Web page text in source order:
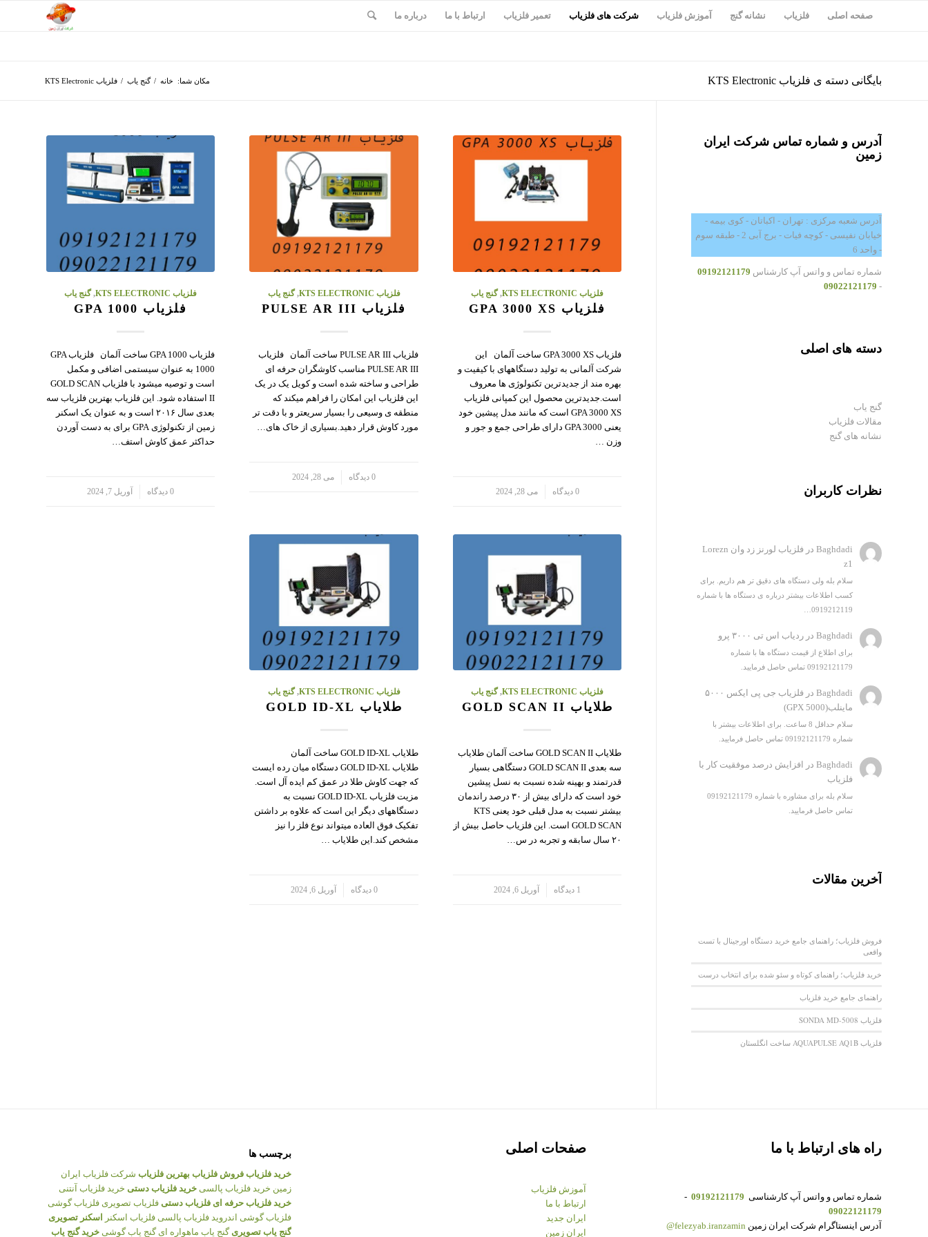
صفحه اصلی فلزیاب نشانه گنج آموزش فلزیاب شرکت های فلزیاب تعمیر فلزیاب ارتباط با ما درباره ما
بایگانی دسته ی فلزیاب KTS Electronic مکان شما: خانه / گنج یاب / فلزیاب KTS Electronic
فلزیاب KTS ELECTRONIC ,گنج یاب
فلزیاب GPA 3000 XS
فلزیاب GPA 3000 XS ساخت آلمان این
شرکت آلمانی به تولید دستگاههای با کیفیت و
بهره مند از جدیدترین تکنولوژی ها معروف
است.جدیدترین محصول این کمپانی فلزیاب
GPA 3000 XS است که مانند مدل پیشین خود
یعنی GPA 3000 دارای طراحی جمع و جور و
وزن …
0 دیدگاه می 28, 2024
فلزیاب KTS ELECTRONIC ,گنج یاب
فلزیاب PULSE AR III
فلزیاب PULSE AR III ساخت آلمان فلزیاب
PULSE AR III مناسب کاوشگران حرفه ای
طراحی و ساخته شده است و کویل یک در یک
این فلزیاب این امکان را فراهم میکند که
منطقه ی وسیعی را بسیار سریعتر و با دقت تر
مورد کاوش قرار دهید.بسیاری از خاک های…
0 دیدگاه می 28, 2024
فلزیاب KTS ELECTRONIC ,گنج یاب
فلزیاب GPA 1000
فلزیاب GPA 1000 ساخت آلمان فلزیاب GPA
1000 به عنوان سیستمی اضافی و مکمل
است و توصیه میشود با فلزیاب GOLD SCAN
II استفاده شود. این فلزیاب بهترین فلزیاب سه
بعدی سال ۲۰۱۶ است و به عنوان یک اسکنر
زمین از تکنولوژی GPA برای به دست آوردن
حداکثر عمق کاوش استف…
0 دیدگاه آوریل 7, 2024
فلزیاب KTS ELECTRONIC ,گنج یاب
طلایاب GOLD SCAN II
طلایاب GOLD SCAN II ساخت آلمان طلایاب
سه بعدی GOLD SCAN II دستگاهی بسیار
قدرتمند و بهینه شده نسبت به نسل پیشین
خود است که دارای بیش از ۳۰ درصد راندمان
بیشتر نسبت به مدل قبلی خود یعنی KTS
GOLD SCAN است. این فلزیاب حاصل بیش از
۲۰ سال سابقه و تجربه در س…
1 دیدگاه آوریل 6, 2024
فلزیاب KTS ELECTRONIC ,گنج یاب
طلایاب GOLD ID-XL
طلایاب GOLD ID-XL ساخت آلمان
طلایاب GOLD ID-XL دستگاه میان رده ایست
که جهت کاوش طلا در عمق کم ایده آل است.
مزیت فلزیاب GOLD ID-XL نسبت به
دستگاههای دیگر این است که علاوه بر داشتن
تفکیک فوق العاده میتواند نوع فلز را نیز
مشخص کند.این طلایاب …
0 دیدگاه آوریل 6, 2024
آدرس و شماره تماس شرکت ایران
زمین
آدرس شعبه مرکزی : تهران - اکباتان - کوی بیمه -
خیابان نفیسی - کوچه فیات - برج آبی 2 - طبقه سوم
- واحد 6
شماره تماس و واتس آپ کارشناس 09192121179
-
09022121179
دسته های اصلی
گنج یاب
مقالات فلزیاب
نشانه های گنج
نظرات کاربران
Baghdadi در
فلزیاب لورنز زد وان Lorezn
z1
سلام بله ولی دستگاه های دقیق تر هم داریم. برای
کسب اطلاعات بیشتر درباره ی دستگاه ها با شماره
0919212119…
Baghdadi درردیاب اس تی ۳۰۰۰ پرو
برای اطلاع از قیمت دستگاه ها با شماره
09192121179 تماس حاصل فرمایید.
Baghdadi در
فلزیاب جی پی ایکس ۵۰۰۰
ماینلب(GPX 5000)
سلام حداقل 8 ساعت. برای اطلاعات بیشتر با
شماره 09192121179 تماس حاصل فرمایید.
Baghdadi در
افزایش درصد موفقیت کار با
فلزیاب
سلام بله برای مشاوره با شماره 09192121179
تماس حاصل فرمایید.
آخرین مقالات
فروش فلزیاب؛ راهنمای جامع خرید دستگاه اورجینال با تست
واقعی
خرید فلزیاب؛ راهنمای کوتاه و سئو شده برای انتخاب درست
راهنمای جامع خرید فلزیاب
فلزیاب SONDA MD-5008
فلزیاب AQUAPULSE AQ1B ساخت انگلستان
راه های ارتباط با ما
شماره تماس و واتس آپ کارشناسی 09192121179
-
09022121179
آدرس اینستاگرام شرکت ایران زمین felezyab.iranzamin@
صفحات اصلی
آموزش فلزیاب
ارتباط با ما
ایران جدید
ایران زمین
برچسب ها
خرید فلزیاب فروش فلزیاب بهترین فلزیاب شرکت فلزیاب ایران
زمین خرید فلزیاب پالسی خرید فلزیاب دستی خرید فلزیاب آنتنی
خرید فلزیاب حرفه ای فلزیاب دستی فلزیاب تصویری فلزیاب گوشی
فلزیاب گوشی اندروید فلزیاب پالسی فلزیاب اسکنر
اسکنر تصویری
گنج یاب تصویری گنج یاب ماهواره ای گنج یاب گوشی خرید گنج یاب